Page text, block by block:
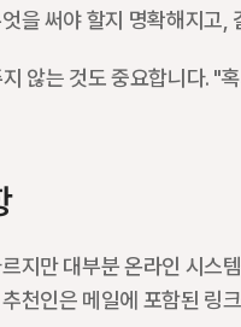
을 써야 할지 명확해지고,
않는 것도 중요합니다. "
지만 대부분 온라인 시스
천인은 메일에 포함된 링